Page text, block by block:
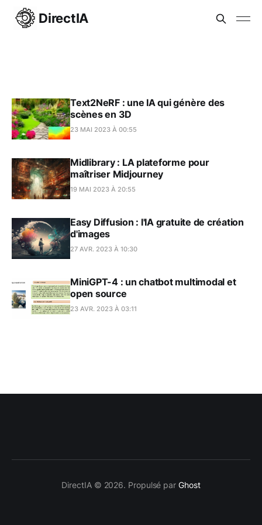
DirectIA
Text2NeRF : une IA qui génère des
scènes en 3D
23 MAI 2023 À 00:55
Midlibrary : LA plateforme pour
maîtriser Midjourney
19 MAI 2023 À 20:55
Easy Diffusion : l'IA gratuite de création
d'images
27 AVR. 2023 À 10:30
MiniGPT-4 : un chatbot multimodal et
open source
23 AVR. 2023 À 03:11
DirectIA © 2026. Propulsé par Ghost